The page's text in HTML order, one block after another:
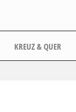
KREUZ & QUER